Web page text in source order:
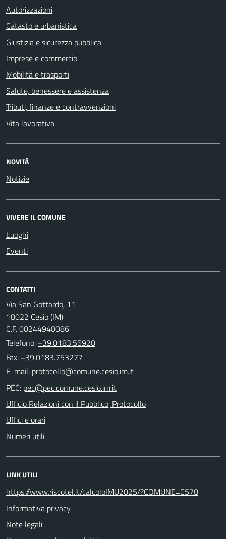
Autorizzazioni
Catasto e urbanistica
Giustizia e sicurezza pubblica
Imprese e commercio
Mobilità e trasporti
Salute, benessere e assistenza
Tributi, finanze e contravvenzioni
Vita lavorativa
NOVITÀ
Notizie
VIVERE IL COMUNE
Luoghi
Eventi
CONTATTI
Via San Gottardo, 11
18022 Cesio (IM)
C.F. 00244940086
Telefono: +39.0183.55920
Fax: +39.0183.753277
E-mail:
PEC:
Ufficio Relazioni con il Pubblico, Protocollo
Uffici e orari
Numeri utili
LINK UTILI
https://www.riscotel.it/calcoloIMU2025/?COMUNE=C578
Informativa privacy
Note legali